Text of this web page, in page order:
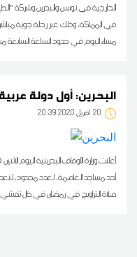
في المملكة، وذلك عبر رحلة جوية
مساء اليوم في حدود الساعة السابعة
البحرين: أول دولة
20 20:39 2020 أفريل
أحد مساجد العاصمة، لعدد محدود، لتعد
صلاة التراويح في رمضان في ظل تفشي